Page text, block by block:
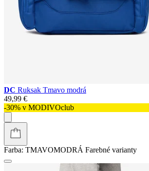
DC Ruksak Tmavo modrá
49,99 €
-30% v MODIVOclub
Farba: TMAVOMODRÁ Farebné varianty